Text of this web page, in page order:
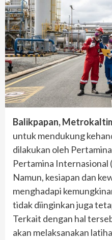
Balikpapan,
untuk mendukung
dilakukan oleh
Pertamina Internasional
Namun, kesiapan dan
menghadapi
tidak diinginkan juga
Terkait dengan hal
akan melaksanakan